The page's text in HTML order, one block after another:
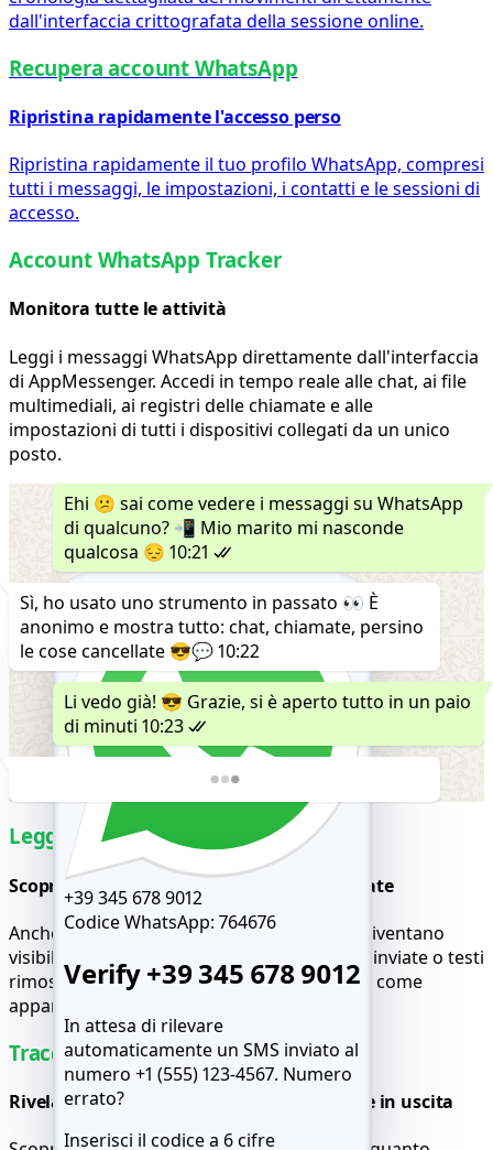
dall'interfaccia crittografata della sessione online.
Recupera account WhatsApp
Ripristina rapidamente l'accesso perso
Ripristina rapidamente il tuo profilo WhatsApp, compresi
tutti i messaggi, le impostazioni, i contatti e le sessioni di
accesso.
Account WhatsApp Tracker
Monitora tutte le attività
Leggi i messaggi WhatsApp direttamente dall'interfaccia
di AppMessenger. Accedi in tempo reale alle chat, ai file
multimediali, ai registri delle chiamate e alle
impostazioni di tutti i dispositivi collegati da un unico
posto.
+39 345 678 9012
Codice WhatsApp: 764676
Verify +39 345 678 9012
In attesa di rilevare
automaticamente un SMS inviato al
numero +1 (555) 123-4567. Numero
errato?
Inserisci il codice a 6 cifre
Ehi 😕 sai come vedere i messaggi su WhatsApp
di qualcuno? 📲 Mio marito mi nasconde
qualcosa 😔 10:21
Sì, ho usato uno strumento in passato 👀 È
anonimo e mostra tutto: chat, chiamate, persino
le cose cancellate 😎💬10:22
Li vedo già! 😎 Grazie, si è aperto tutto in un paio
di minuti 10:23
Leggi i messaggi crittografati
Scopri le conversazioni nascoste o cancellate
Anche i messaggi crittografati end-to-end diventano
visibili. Esplora thread segreti, risposte non inviate o testi
rimossi: tutto viene riprodotto esattamente come
appariva.
Traccia le chiamate su WhatsApp
Rivela i registri delle chiamate in entrata e in uscita